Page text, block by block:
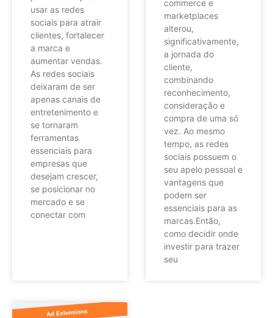
usar as redes
sociais para atrair
clientes, fortalecer
a marca e
aumentar vendas.
As redes sociais
deixaram de ser
apenas canais de
entretenimento e
se tornaram
ferramentas
essenciais para
empresas que
desejam crescer,
se posicionar no
mercado e se
conectar com
commerce e
marketplaces
alterou,
significativamente,
a jornada do
cliente,
combinando
reconhecimento,
consideração e
compra de uma só
vez. Ao mesmo
tempo, as redes
sociais possuem o
seu apelo pessoal e
vantagens que
podem ser
essenciais para as
marcas.Então,
como decidir onde
investir para trazer
seu